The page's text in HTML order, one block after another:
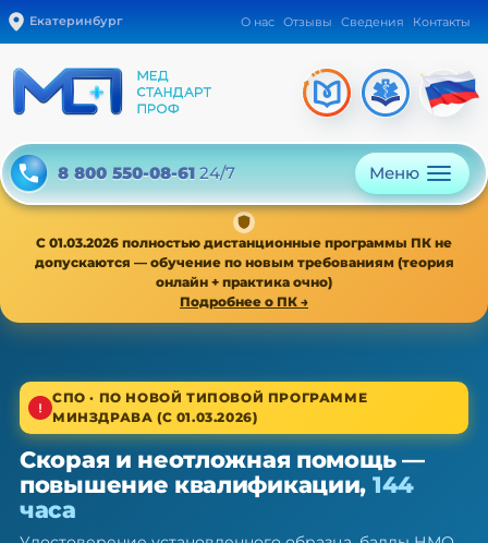
Екатеринбург О нас Отзывы Сведения Контакты
8 800 550-08-61 24/7 Меню
С 01.03.2026 полностью дистанционные программы ПК не
допускаются — обучение по новым требованиям (теория
онлайн + практика очно)
Подробнее о ПК →
Среднее звено · новая типовая программа
Скорая и неотложная помощь —
ПК, 36/72/144 ч
СПО · ПО НОВОЙ ТИПОВОЙ ПРОГРАММЕ
МИНЗДРАВА (С 01.03.2026)
Скорая и неотложная помощь —
повышение квалификации, 144
часа